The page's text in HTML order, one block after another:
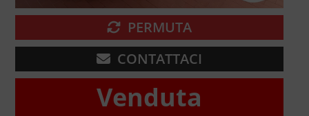
PERMUTA
CONTATTACI
Venduta